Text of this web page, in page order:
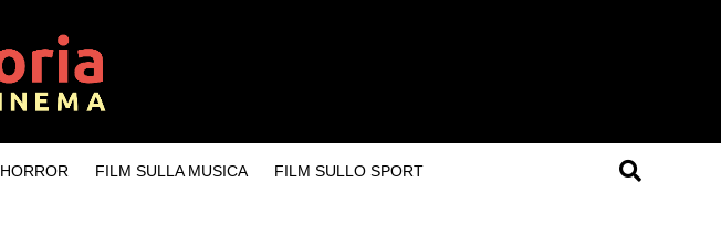
FILM SULLA MUSICA FILM SULLO SPORT